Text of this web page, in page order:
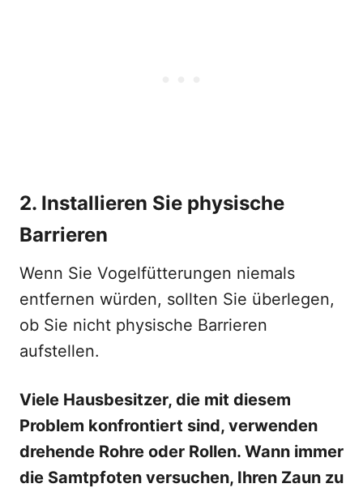
2. Installieren Sie physische
Barrieren
Wenn Sie Vogelfütterungen niemals
entfernen würden, sollten Sie überlegen,
ob Sie nicht physische Barrieren
aufstellen.
Viele Hausbesitzer, die mit diesem
Problem konfrontiert sind, verwenden
drehende Rohre oder Rollen. Wann immer
die Samtpfoten versuchen, Ihren Zaun zu